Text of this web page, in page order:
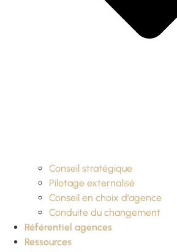
Conseil stratégique
Pilotage externalisé
Conseil en choix d’agence
Conduite du changement
Référentiel agences
Ressources